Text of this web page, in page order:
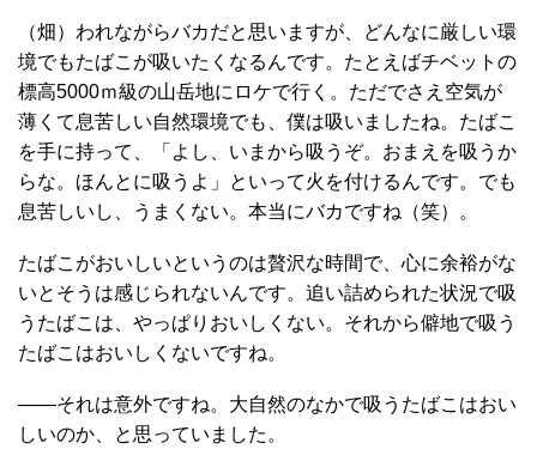
（畑）われながらバカだと思いますが、どんなに厳しい環
境でもたばこが吸いたくなるんです。たとえばチベットの
標高5000ｍ級の山岳地にロケで行く。ただでさえ空気が
薄くて息苦しい自然環境でも、僕は吸いましたね。たばこ
を手に持って、「よし、いまから吸うぞ。おまえを吸うか
らな。ほんとに吸うよ」といって火を付けるんです。でも
息苦しいし、うまくない。本当にバカですね（笑）。
たばこがおいしいというのは贅沢な時間で、心に余裕がな
いとそうは感じられないんです。追い詰められた状況で吸
うたばこは、やっぱりおいしくない。それから僻地で吸う
たばこはおいしくないですね。
――それは意外ですね。大自然のなかで吸うたばこはおい
しいのか、と思っていました。